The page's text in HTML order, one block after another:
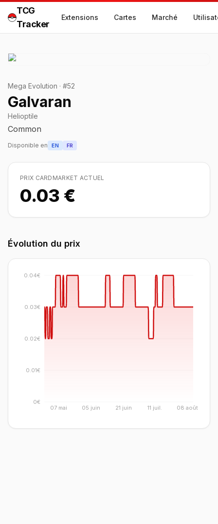
TCG
Tracker
Extensions Cartes Marché
Mega Evolution · #52
Galvaran
Helioptile
Common
Disponible en EN FR
PRIX CARDMARKET ACTUEL
0.03 €
Évolution du prix
07 mai 05 juin 21 juin 11 juil. 08 août
0€
0.01€
0.02€
0.03€
0.04€